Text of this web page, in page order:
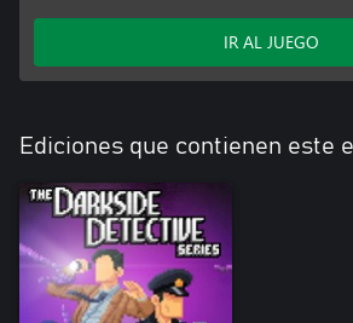
IR AL JUEGO
Ediciones que contienen este